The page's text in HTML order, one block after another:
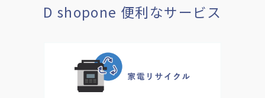
D shopone 便利なサービス